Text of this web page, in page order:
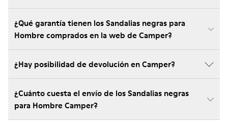
¿Qué garantía tienen los Sandalias negras para
Hombre comprados en la web de Camper?
¿Hay posibilidad de devolución en Camper?
¿Cuánto cuesta el envío de los Sandalias negras
para Hombre Camper?